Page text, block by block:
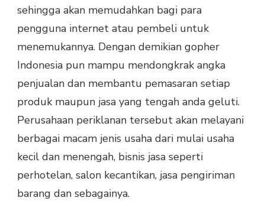
sehingga akan memudahkan bagi para
pengguna internet atau pembeli untuk
menemukannya. Dengan demikian gopher
Indonesia pun mampu mendongkrak angka
penjualan dan membantu pemasaran setiap
produk maupun jasa yang tengah anda geluti.
Perusahaan periklanan tersebut akan melayani
berbagai macam jenis usaha dari mulai usaha
kecil dan menengah, bisnis jasa seperti
perhotelan, salon kecantikan, jasa pengiriman
barang dan sebagainya.